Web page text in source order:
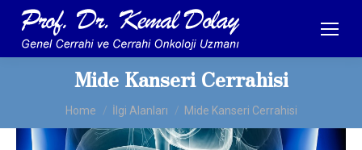
Mide Kanseri Cerrahisi
You are here:
Home İlgi Alanları Mide Kanseri Cerrahisi